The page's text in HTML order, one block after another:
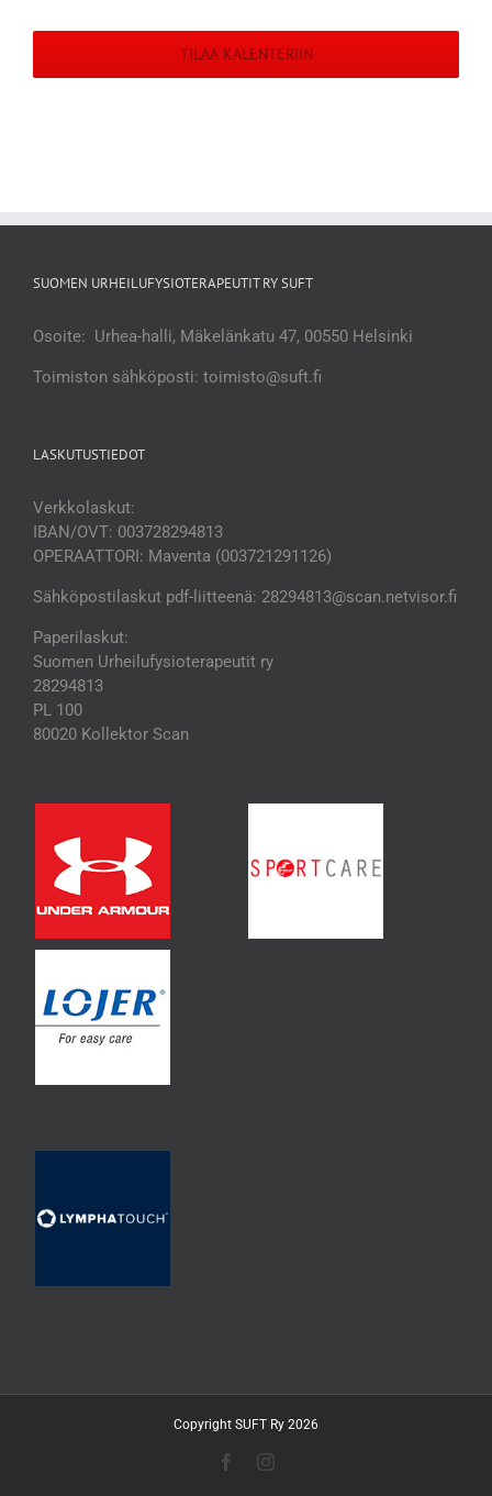
TILAA KALENTERIIN
SUOMEN URHEILUFYSIOTERAPEUTIT RY SUFT
Osoite: Urhea-halli, Mäkelänkatu 47, 00550 Helsinki
Toimiston sähköposti: toimisto@suft.fi
LASKUTUSTIEDOT
Verkkolaskut:
IBAN/OVT: 003728294813
OPERAATTORI: Maventa (003721291126)
Sähköpostilaskut pdf-liitteenä: 28294813@scan.netvisor.fi
Paperilaskut:
Suomen Urheilufysioterapeutit ry
28294813
PL 100
80020 Kollektor Scan
Copyright SUFT Ry 2026
FacebookInstagram